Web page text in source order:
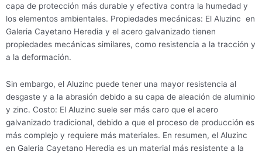
capa de protección más durable y efectiva contra la humedad y
los elementos ambientales. Propiedades mecánicas: El Aluzinc en
Galeria Cayetano Heredia y el acero galvanizado tienen
propiedades mecánicas similares, como resistencia a la tracción y
a la deformación.
Sin embargo, el Aluzinc puede tener una mayor resistencia al
desgaste y a la abrasión debido a su capa de aleación de aluminio
y zinc. Costo: El Aluzinc suele ser más caro que el acero
galvanizado tradicional, debido a que el proceso de producción es
más complejo y requiere más materiales. En resumen, el Aluzinc
en Galeria Cayetano Heredia es un material más resistente a la